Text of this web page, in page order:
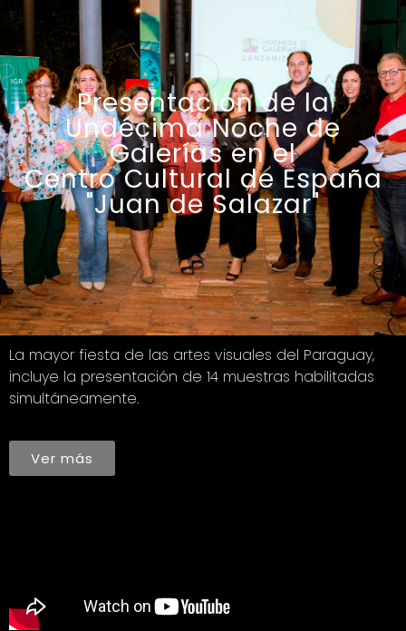
Presentación de la
Undécima Noche de
Galerías en el
Centro Cultural de España
"Juan de Salazar"
La mayor fiesta de las artes visuales del Paraguay,
incluye la presentación de 14 muestras habilitadas
simultáneamente.
Ver más